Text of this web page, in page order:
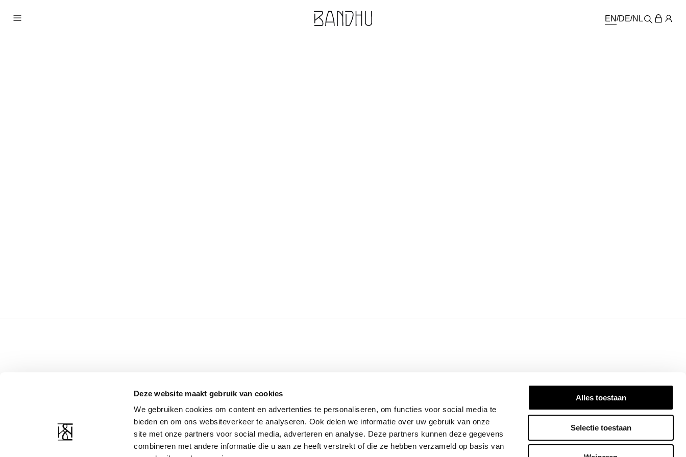
Deze website maakt gebruik van cookies
We gebruiken cookies om content en advertenties te personaliseren, om functies voor social media te
bieden en om ons websiteverkeer te analyseren. Ook delen we informatie over uw gebruik van onze
site met onze partners voor social media, adverteren en analyse. Deze partners kunnen deze gegevens
combineren met andere informatie die u aan ze heeft verstrekt of die ze hebben verzameld op basis van
Alles toestaan
Selectie toestaan
EN DE NL
Shipping and returns
COMPANY RESOURCES
About Us
Privacy statement
Terms and conditions
Facebook
Instagram
PAYMENT PARTNERS
Stay inspired! Subscribe to our newsletter for the
latest updates, exclusive insights, and stories that
matter. Join the Bandhu community today!
SIGN UP